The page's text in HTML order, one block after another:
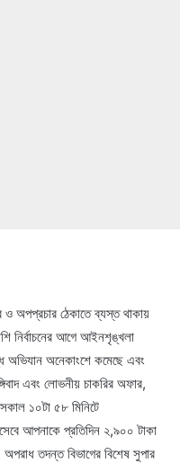
ও অপপ্রচার ঠেকাতে ব্যস্ত থাকায়
নির্বাচনের আগে আইনশৃঙ্খলা
অভিযান অনেকাংশে কমেছে এবং
এবং লোভনীয় চাকরির অফার,
১০টা ৫৮ মিনিটে
আপনাকে প্রতিদিন ২,৯০০ টাকা
তদন্ত বিভাগের বিশেষ সুপার